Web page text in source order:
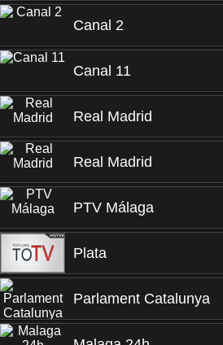
Canal 2
Canal 11
Real Madrid
Real Madrid
PTV Málaga
Plata
Parlament Catalunya